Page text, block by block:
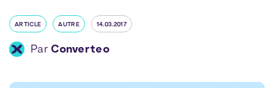
ARTICLE AUTRE 14.03.2017
Par Converteo